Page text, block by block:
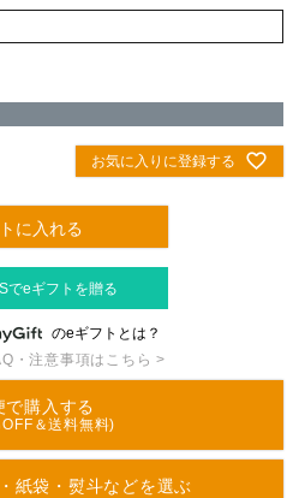
お気に入りに登録する
に入れる
のeギフトとは？
・注意事項はこちら >
で購入する
＆送料無料)
紙袋・熨斗などを選ぶ